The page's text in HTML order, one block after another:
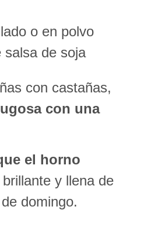
o en polvo
salsa de soja
con castañas,
con una
el horno
y llena de
domingo.